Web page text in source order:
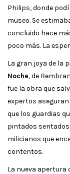
Philips, donde
museo. Se
concluido hace
poco más. La
La gran joya de la
Noche, de
fue la obra que
expertos
que los guardias
pintados
milicianos que
contentos.
La nueva apertura